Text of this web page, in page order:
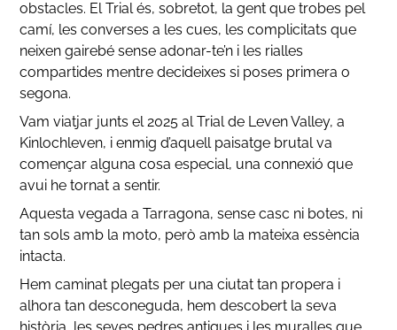
obstacles. El Trial és, sobretot, la gent que trobes pel
camí, les converses a les cues, les complicitats que
neixen gairebé sense adonar-te’n i les rialles
compartides mentre decideixes si poses primera o
segona.
Vam viatjar junts el 2025 al Trial de Leven Valley, a
Kinlochleven, i enmig d’aquell paisatge brutal va
començar alguna cosa especial, una connexió que
avui he tornat a sentir.
Aquesta vegada a Tarragona, sense casc ni botes, ni
tan sols amb la moto, però amb la mateixa essència
intacta.
Hem caminat plegats per una ciutat tan propera i
alhora tan desconeguda, hem descobert la seva
història, les seves pedres antigues i les muralles que